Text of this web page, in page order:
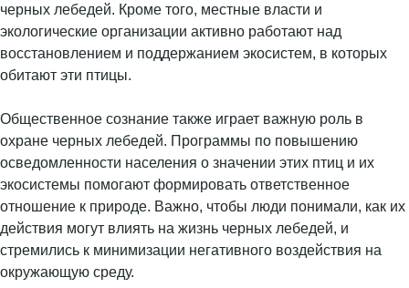
черных лебедей. Кроме того, местные власти и
экологические организации активно работают над
восстановлением и поддержанием экосистем, в которых
обитают эти птицы.
Общественное сознание также играет важную роль в
охране черных лебедей. Программы по повышению
осведомленности населения о значении этих птиц и их
экосистемы помогают формировать ответственное
отношение к природе. Важно, чтобы люди понимали, как их
действия могут влиять на жизнь черных лебедей, и
стремились к минимизации негативного воздействия на
окружающую среду.